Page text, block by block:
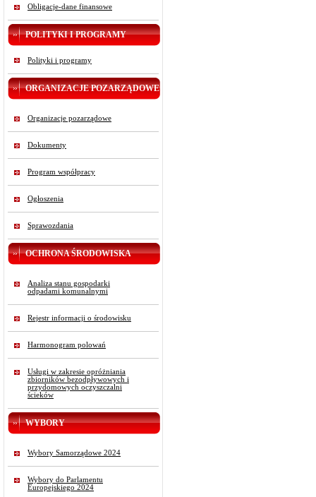
Obligacje-dane finansowe
POLITYKI I PROGRAMY
Polityki i programy
ORGANIZACJE POZARZĄDOWE
Organizacje pozarządowe
Dokumenty
Program współpracy
Ogłoszenia
Sprawozdania
OCHRONA ŚRODOWISKA
Analiza stanu gospodarki
odpadami komunalnymi
Rejestr informacji o środowisku
Harmonogram polowań
Usługi w zakresie opróżniania
zbiorników bezodpływowych i
przydomowych oczyszczalni
ścieków
WYBORY
Wybory Samorządowe 2024
Wybory do Parlamentu
Europejskiego 2024